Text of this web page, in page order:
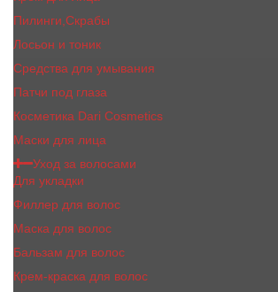
Пилинги,Скрабы
Лосьон и тоник
Средства для умывания
Патчи под глаза
Косметика Dari Cosmetics
Маски для лица
Уход за волосами
Для укладки
Филлер для волос
Маска для волос
Бальзам для волос
Крем-краска для волос